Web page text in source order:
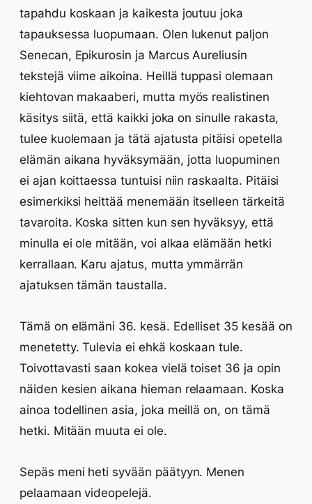
tapahdu koskaan ja kaikesta joutuu joka
tapauksessa luopumaan. Olen lukenut paljon
Senecan, Epikurosin ja Marcus Aureliusin
tekstejä viime aikoina. Heillä tuppasi olemaan
kiehtovan makaaberi, mutta myös realistinen
käsitys siitä, että kaikki joka on sinulle rakasta,
tulee kuolemaan ja tätä ajatusta pitäisi opetella
elämän aikana hyväksymään, jotta luopuminen
ei ajan koittaessa tuntuisi niin raskaalta. Pitäisi
esimerkiksi heittää menemään itselleen tärkeitä
tavaroita. Koska sitten kun sen hyväksyy, että
minulla ei ole mitään, voi alkaa elämään hetki
kerrallaan. Karu ajatus, mutta ymmärrän
ajatuksen tämän taustalla.
Tämä on elämäni 36. kesä. Edelliset 35 kesää on
menetetty. Tulevia ei ehkä koskaan tule.
Toivottavasti saan kokea vielä toiset 36 ja opin
näiden kesien aikana hieman relaamaan. Koska
ainoa todellinen asia, joka meillä on, on tämä
hetki. Mitään muuta ei ole.
Sepäs meni heti syvään päätyyn. Menen
pelaamaan videopelejä.